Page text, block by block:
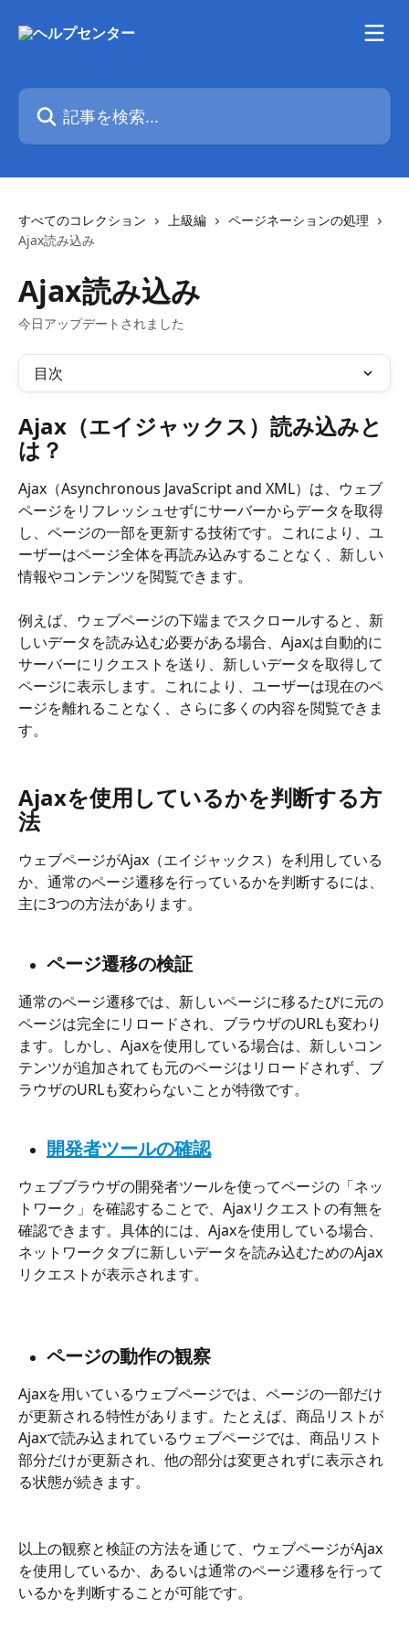
記事を検索...
すべてのコレクション 上級編
ページネーションの処理
Ajax読み込み
Ajax読み込み
今日アップデートされました
目次
Ajax（エイジャックス）読み込みと
は？
Ajax（Asynchronous JavaScript and XML）は、ウェブ
ページをリフレッシュせずにサーバーからデータを取得
し、ページの一部を更新する技術です。これにより、ユ
ーザーはページ全体を再読み込みすることなく、新しい
情報やコンテンツを閲覧できます。
例えば、ウェブページの下端までスクロールすると、新
しいデータを読み込む必要がある場合、Ajaxは自動的に
サーバーにリクエストを送り、新しいデータを取得して
ページに表示します。これにより、ユーザーは現在のペ
ージを離れることなく、さらに多くの内容を閲覧できま
す。
Ajaxを使用しているかを判断する方
法
ウェブページがAjax（エイジャックス）を利用している
か、通常のページ遷移を行っているかを判断するには、
主に3つの方法があります。
ページ遷移の検証
通常のページ遷移では、新しいページに移るたびに元の
ページは完全にリロードされ、ブラウザのURLも変わり
ます。しかし、Ajaxを使用している場合は、新しいコン
テンツが追加されても元のページはリロードされず、ブ
ラウザのURLも変わらないことが特徴です。
開発者ツールの確認
ウェブブラウザの開発者ツールを使ってページの「ネッ
トワーク」を確認することで、Ajaxリクエストの有無を
確認できます。具体的には、Ajaxを使用している場合、
ネットワークタブに新しいデータを読み込むためのAjax
リクエストが表示されます。
ページの動作の観察
Ajaxを用いているウェブページでは、ページの一部だけ
が更新される特性があります。たとえば、商品リストが
Ajaxで読み込まれているウェブページでは、商品リスト
部分だけが更新され、他の部分は変更されずに表示され
る状態が続きます。
以上の観察と検証の方法を通じて、ウェブページがAjax
を使用しているか、あるいは通常のページ遷移を行って
いるかを判断することが可能です。